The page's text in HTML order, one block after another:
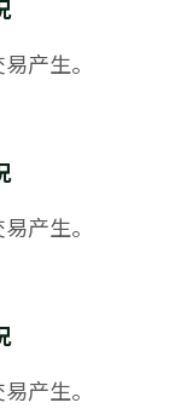
产生。
产生。
产生。